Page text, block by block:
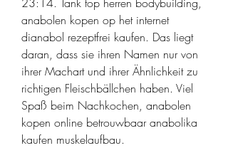
anabolen kopen op het internet
dianabol rezeptfrei kaufen. Das liegt
daran, dass sie ihren Namen nur von
ihrer Machart und ihrer Ähnlichkeit zu
richtigen Fleischbällchen haben. Viel
Spaß beim Nachkochen, anabolen
kopen online betrouwbaar anabolika
kaufen muskelaufbau.